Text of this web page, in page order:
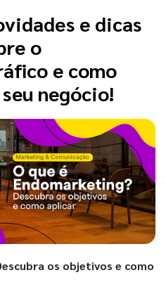
e dicas
o
e como
negócio!
os objetivos e como